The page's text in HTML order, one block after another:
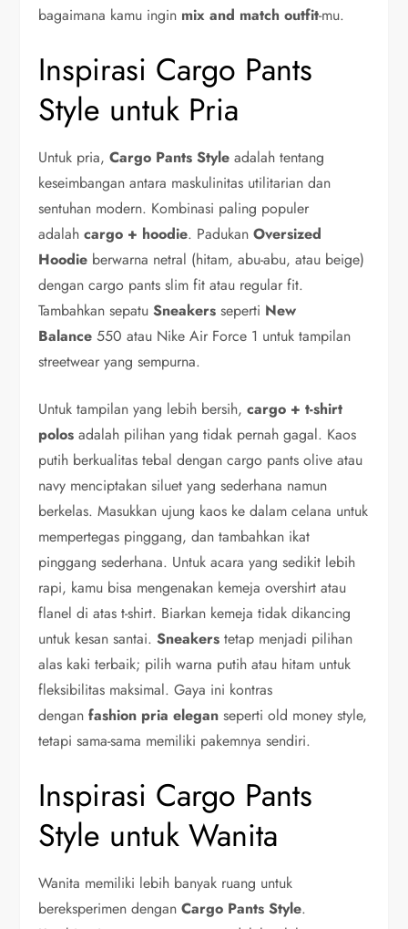
bagaimana kamu ingin mix and match outfit-mu.
Inspirasi Cargo Pants
Style untuk Pria
Untuk pria,Cargo Pants Style adalah tentang
keseimbangan antara maskulinitas utilitarian dan
sentuhan modern. Kombinasi paling populer
adalahcargo + hoodie. PadukanOversized
Hoodie berwarna netral (hitam, abu-abu, atau beige)
dengan cargo pants slim fit atau regular fit.
Tambahkan sepatuSneakers seperti New
Balance 550 atau Nike Air Force 1 untuk tampilan
streetwear yang sempurna.
Untuk tampilan yang lebih bersih,cargo + t-shirt
polos adalah pilihan yang tidak pernah gagal. Kaos
putih berkualitas tebal dengan cargo pants olive atau
navy menciptakan siluet yang sederhana namun
berkelas. Masukkan ujung kaos ke dalam celana untuk
mempertegas pinggang, dan tambahkan ikat
pinggang sederhana. Untuk acara yang sedikit lebih
rapi, kamu bisa mengenakan kemeja overshirt atau
flanel di atas t-shirt. Biarkan kemeja tidak dikancing
untuk kesan santai.Sneakers tetap menjadi pilihan
alas kaki terbaik; pilih warna putih atau hitam untuk
fleksibilitas maksimal. Gaya ini kontras
denganfashion pria elegan seperti old money style,
tetapi sama-sama memiliki pakemnya sendiri.
Inspirasi Cargo Pants
Style untuk Wanita
Wanita memiliki lebih banyak ruang untuk
bereksperimen denganCargo Pants Style.